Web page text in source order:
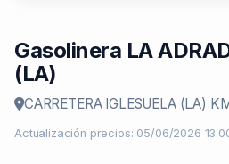
Gasolinera LA
(LA)
CARRETERA IGLESUELA (LA)
Actualización precios: 05/06/2026